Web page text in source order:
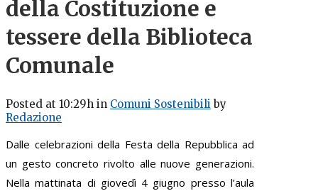
della Costituzione e
tessere della Biblioteca
Comunale
Posted at 10:29h in Comuni Sostenibili by
Redazione
Dalle celebrazioni della Festa della Repubblica ad
un gesto concreto rivolto alle nuove generazioni.
Nella mattinata di giovedì 4 giugno presso l’aula